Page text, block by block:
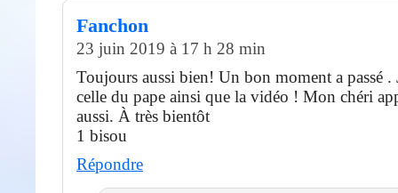
Fanchon
23 juin 2019 à 17 h 28 min
Toujours aussi bien! Un bon moment a passé .
celle du pape ainsi que la vidéo ! Mon chéri
aussi. À très bientôt
1 bisou
Répondre